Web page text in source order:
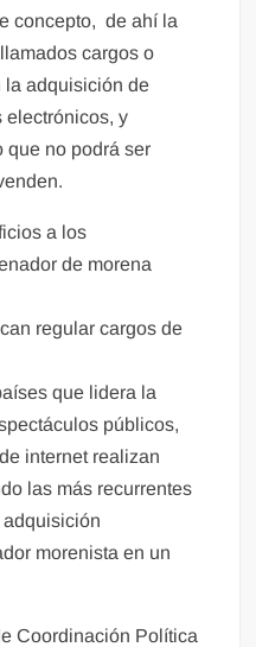
concepto, de ahí la
cargos o
la adquisición de
electrónicos, y
que no podrá ser
regular cargos de
que lidera la
públicos,
internet realizan
las más recurrentes
morenista en un
Coordinación Política